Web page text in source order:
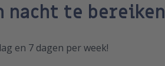
nacht te bereiken
en 7 dagen per week!